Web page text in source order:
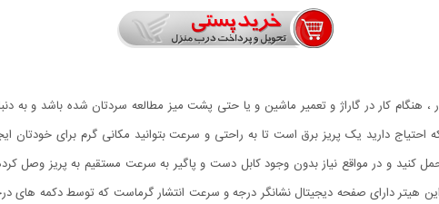
کار در گاراژ و تعمیر ماشین و یا حتی پشت میز مطالعه سردتان شده باشد و به
کنید و در مواقع نیاز بدون وجود کابل دست و پاگیر به سرعت مستقیم به پریز وصل
هیتر دارای صفحه دیجیتال نشانگر درجه و سرعت انتشار گرماست که توسط دکمه های